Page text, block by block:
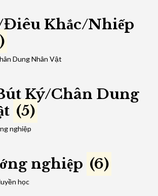
Điêu Khắc/Nhiếp
Ký/Chân Dung
(5)
nghiệp (6)